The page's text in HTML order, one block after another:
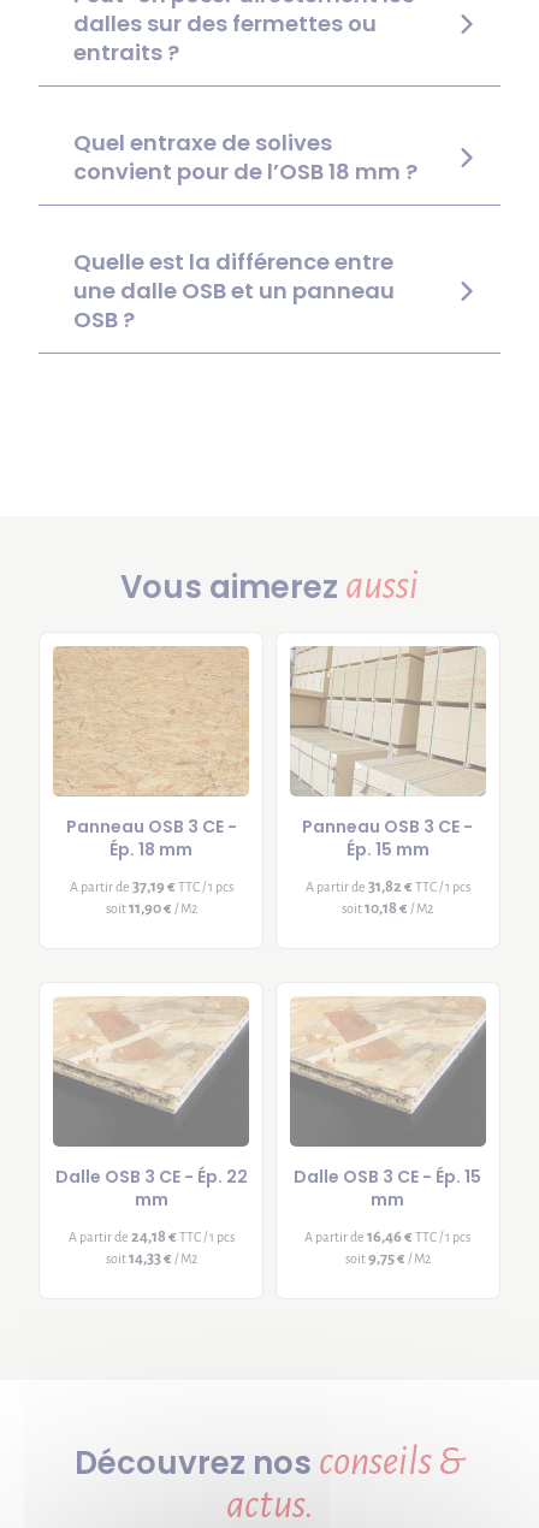
dalles sur des fermettes ou
entraits ?
Quel entraxe de solives
convient pour de l’OSB 18 mm ?
Quelle est la différence entre
une dalle OSB et un panneau
OSB ?
Vous aimerez aussi
Panneau OSB 3 CE -
Ép. 18 mm
A partir de 37,19 € TTC / 1 pcs
soit11,90 € / M2
Panneau OSB 3 CE -
Ép. 15 mm
A partir de 31,82 € TTC / 1 pcs
soit10,18 € / M2
Dalle OSB 3 CE - Ép. 22
mm
A partir de 24,18 € TTC / 1 pcs
soit14,33 € / M2
Dalle OSB 3 CE - Ép. 15
mm
A partir de16,46 € TTC / 1 pcs
soit9,75 € / M2
Découvrez nos conseils &
actus.